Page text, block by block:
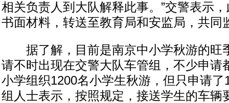
相关负责人到大队解释此事。”交警表示
书面材料，转送至教育局和安监局，共同
据了解，目前是南京中小学秋游的旺
请不时出现在交警大队车管组，不少申请
小学组织1200名小学生秋游，但只申请了
组人士表示，按照规定，接送学生的车辆